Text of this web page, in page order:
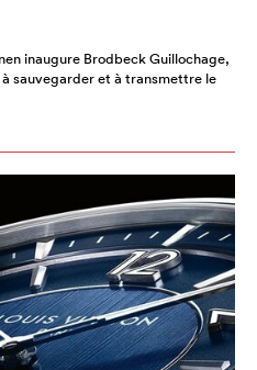
inaugure Brodbeck Guillochage,
sauvegarder et à transmettre le